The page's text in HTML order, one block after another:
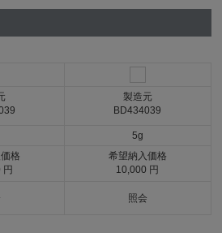
格
円
製造元
BD434039
5g
希望納入価格
10,000 円
照会